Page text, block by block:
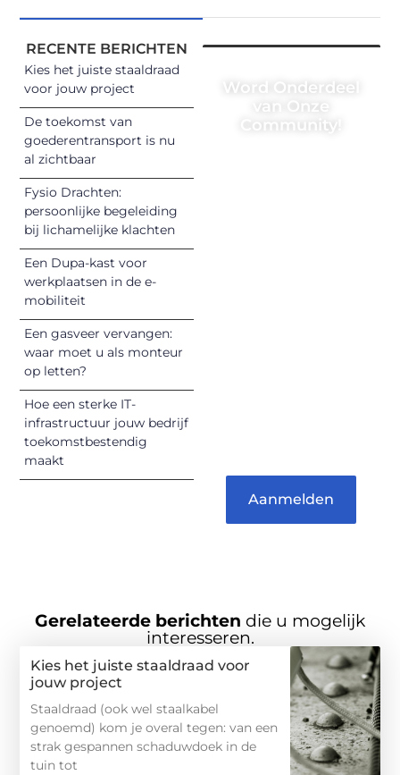
RECENTE BERICHTEN
Kies het juiste staaldraad
voor jouw project
De toekomst van
goederentransport is nu
al zichtbaar
Fysio Drachten:
persoonlijke begeleiding
bij lichamelijke klachten
Een Dupa-kast voor
werkplaatsen in de e-
mobiliteit
Een gasveer vervangen:
waar moet u als monteur
op letten?
Hoe een sterke IT-
infrastructuur jouw bedrijf
toekomstbestendig
maakt
Word Onderdeel
van Onze
Community!
Aanmelden
Gerelateerde berichten die u mogelijk
interesseren.
Kies het juiste staaldraad voor
jouw project
Staaldraad (ook wel staalkabel
genoemd) kom je overal tegen: van een
strak gespannen schaduwdoek in de
tuin tot